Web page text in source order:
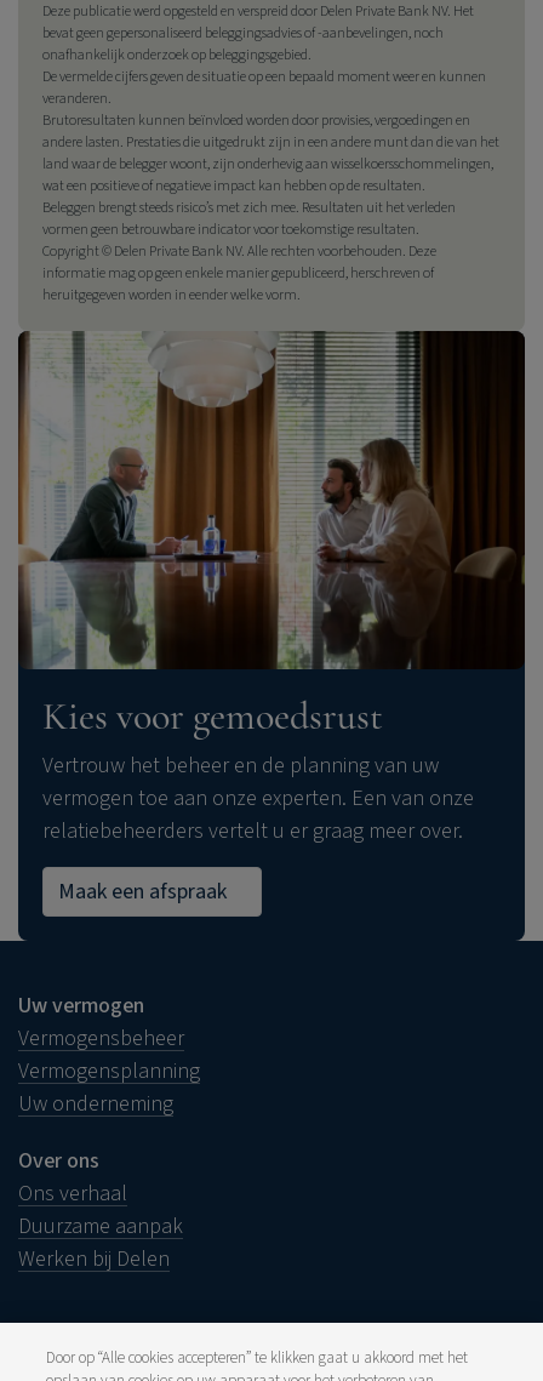
Deze publicatie werd opgesteld en verspreid doorDelen Private BankNV. Het
bevat geen gepersonaliseerd beleggingsadvies of -aanbevelingen, noch
onafhankelijk onderzoek op beleggingsgebied.
De vermelde cijfers geven de situatie op een bepaald moment weer en kunnen
veranderen.
Brutoresultaten kunnen beïnvloed worden door provisies, vergoedingen en
andere lasten. Prestaties die uitgedrukt zijn in een andere munt dan die van het
land waar de belegger woont, zijn onderhevig aan wisselkoersschommelingen,
wat een positieve of negatieve impact kan hebben op de resultaten.
Beleggen brengt steeds risico’s met zich mee. Resultaten uit het verleden
vormen geen betrouwbare indicator voor toekomstige resultaten.
Copyright ©Delen Private BankNV. Alle rechten voorbehouden. Deze
informatie mag op geen enkele manier gepubliceerd, herschreven of
heruitgegeven worden in eender welke vorm.
Kies voor gemoedsrust
Vertrouw het beheer en de planning van uw
vermogen toe aan onze experten. Een van onze
relatiebeheerders vertelt u er graag meer over.
Maak een afspraak
Uw vermogen
Vermogensbeheer
Vermogensplanning
Uw onderneming
Over ons
Ons verhaal
Duurzame aanpak
Werken bij Delen
Door op “Alle cookies accepteren” te klikken gaat u akkoord met het